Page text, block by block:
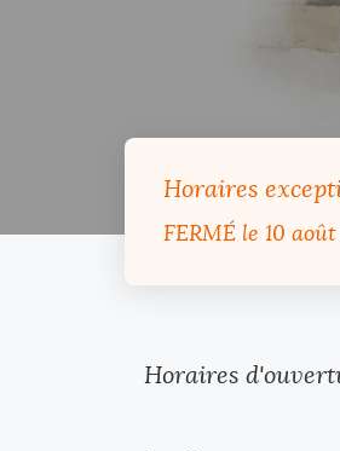
Horaires
FERMÉ le 10
Horaires